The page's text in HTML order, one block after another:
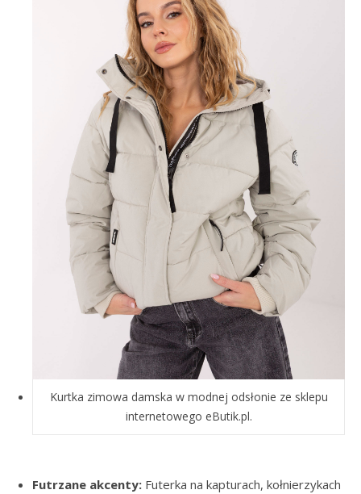
Kurtka zimowa damska w modnej odsłonie ze sklepu
internetowego eButik.pl.
Futrzane akcenty: Futerka na kapturach, kołnierzykach